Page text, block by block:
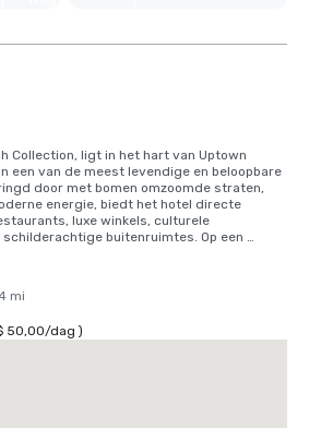
Collection, ligt in het hart van Uptown
een van de meest levendige en beloopbare
door met bomen omzoomde straten,
energie, biedt het hotel directe
luxe winkels, culturele
buitenruimtes. Op een
gasten Turtle Creek en de Katy Trail
hardlopen of fietsen. Nabijgelegen
het Dallas Museum of Art, The Nasher
Center en het American Airlines Center, de
en grote
mi
50,00/dag )